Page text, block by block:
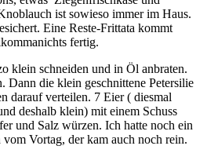
ist sowieso immer im Haus.
Eine Reste-Frittata kommt
fertig.
klein schneiden und in Öl anbraten.
Dann die klein geschnittene Petersilie
darauf verteilen. 7 Eier ( diesmal
deshalb klein) mit einem Schuss
und Salz würzen. Ich hatte noch ein
vom Vortag, der kam auch noch rein.